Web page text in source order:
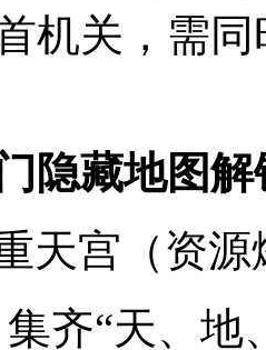
机关，需
隐藏地图
天宫（资源
齐“天、地